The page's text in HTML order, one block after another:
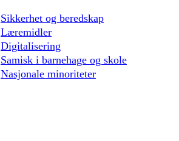
Sikkerhet og beredskap
Læremidler
Digitalisering
Samisk i barnehage og skole
Nasjonale minoriteter